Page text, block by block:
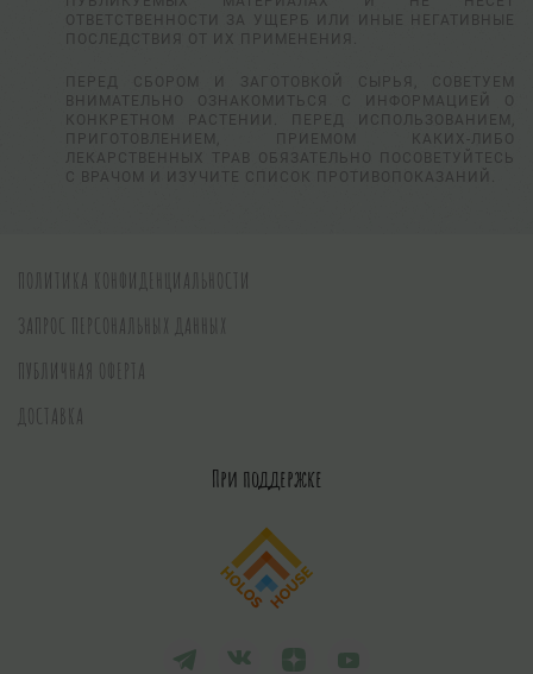
ОТВЕТСТВЕННОСТИ ЗА УЩЕРБ ИЛИ ИНЫЕ НЕГАТИВНЫЕ
ПОСЛЕДСТВИЯ ОТ ИХ ПРИМЕНЕНИЯ.
ПЕРЕД СБОРОМ И ЗАГОТОВКОЙ СЫРЬЯ, СОВЕТУЕМ
ВНИМАТЕЛЬНО ОЗНАКОМИТЬСЯ С ИНФОРМАЦИЕЙ О
КОНКРЕТНОМ РАСТЕНИИ. ПЕРЕД ИСПОЛЬЗОВАНИЕМ,
ПРИГОТОВЛЕНИЕМ, ПРИЕМОМ КАКИХ-ЛИБО
ЛЕКАРСТВЕННЫХ ТРАВ ОБЯЗАТЕЛЬНО ПОСОВЕТУЙТЕСЬ
С ВРАЧОМ И ИЗУЧИТЕ СПИСОК ПРОТИВОПОКАЗАНИЙ.
ПОЛИТИКА КОНФИДЕНЦИАЛЬНОСТИ
ЗАПРОС ПЕРСОНАЛЬНЫХ ДАННЫХ
ПУБЛИЧНАЯ ОФЕРТА
ДОСТАВКА
При поддержке